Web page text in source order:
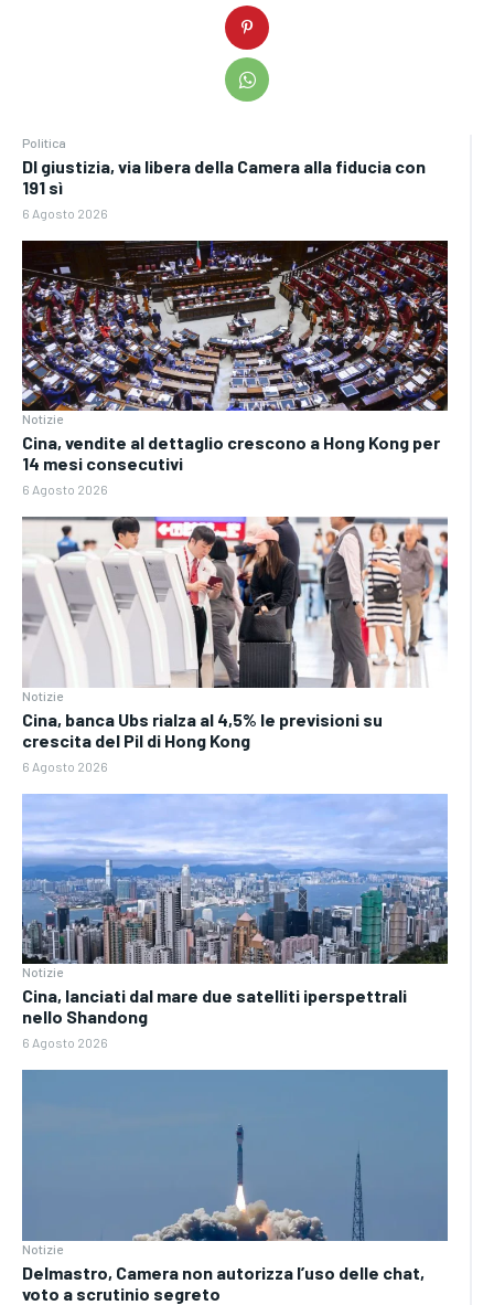
Politica
Dl giustizia, via libera della Camera alla fiducia con
191 sì
6 Agosto 2026
Notizie
Cina, vendite al dettaglio crescono a Hong Kong per
14 mesi consecutivi
6 Agosto 2026
Notizie
Cina, banca Ubs rialza al 4,5% le previsioni su
crescita del Pil di Hong Kong
6 Agosto 2026
Notizie
Cina, lanciati dal mare due satelliti iperspettrali
nello Shandong
6 Agosto 2026
Notizie
Delmastro, Camera non autorizza l’uso delle chat,
voto a scrutinio segreto